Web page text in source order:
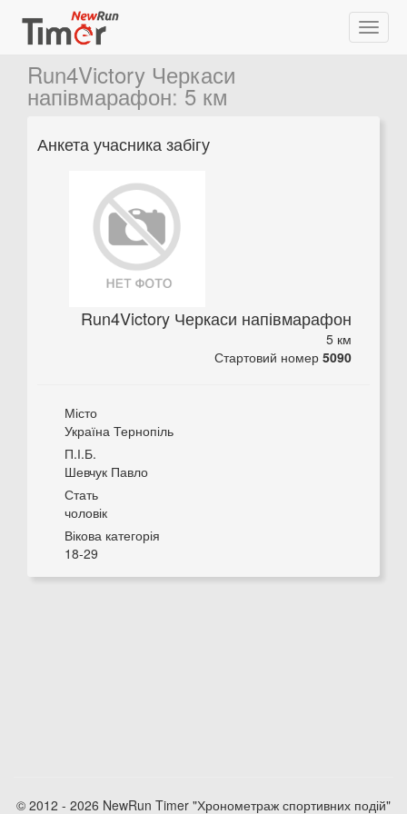
Run4Victory Черкаси
напівмарафон:5 км
Анкета учасника забігу
Run4Victory Черкаси напівмарафон
5 км
Стартовий номер 5090
Місто
Україна Тернопіль
П.І.Б.
Шевчук Павло
Стать
чоловік
Вікова категорія
18-29
© 2012 - 2026 NewRun Timer "Хронометраж спортивних подій"